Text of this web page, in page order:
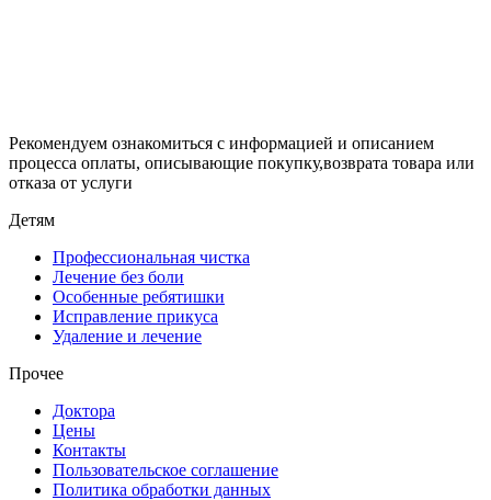
Рекомендуем ознакомиться с информацией и описанием
процессa оплаты, описывающие покупку,возврата товара или
отказа от услуги
Детям
Профессиональная чистка
Лечение без боли
Особенные ребятишки
Исправление прикуса
Удаление и лечение
Прочее
Доктора
Цены
Контакты
Пользовательское соглашение
Политика обработки данных